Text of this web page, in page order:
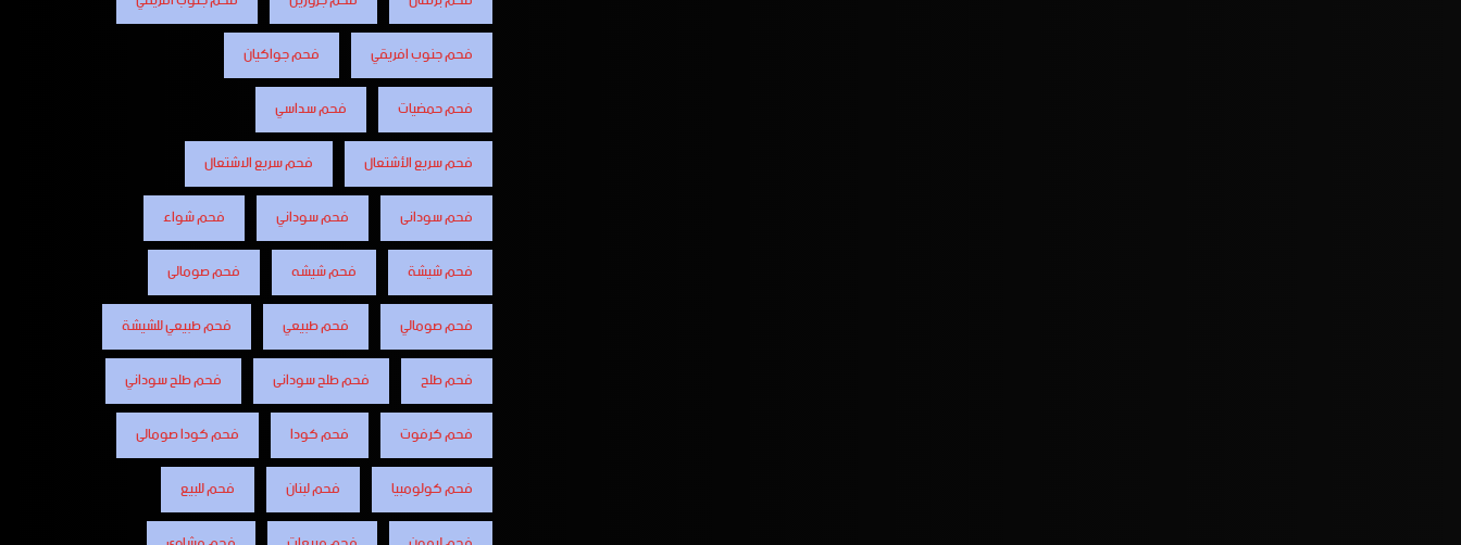
فحم جنوب افريقي
فحم جواكيان
فحم حمضيات
فحم سداسي
فحم سريع الأشتعال
فحم سريع الاشتعال
فحم سودانى
فحم سوداني
فحم شواء
فحم شيشة
فحم شيشه
فحم صومالى
فحم صومالي
فحم طبيعي
فحم طبيعي للشيشة
فحم طلح
فحم طلح سودانى
فحم طلح سوداني
فحم كرفوت
فحم كودا
فحم كودا صومالى
فحم كولومبيا
فحم لبنان
فحم للبيع